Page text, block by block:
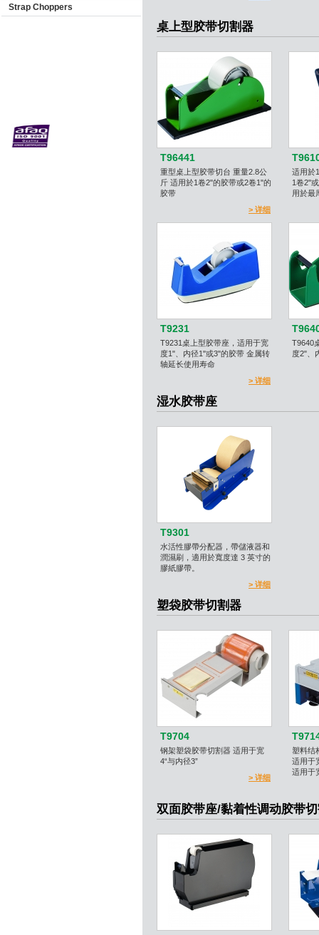
Strap Choppers
桌上型胶带切割器
T96441
重型桌上型胶带切台 重量2.8公
斤 适用於1卷2"的胶带或2卷1"的
胶带
> 详细
适用於
1卷2"
用於最
T9231
T9231桌上型胶带座，适用于宽
度1"、内径1"或3"的胶带 金属转
轴延长使用寿命
> 详细
T9640
度2"、
湿水胶带座
T9301
水活性膠帶分配器，帶儲液器和
潤濕刷，適用於寬度達 3 英寸的
膠紙膠帶。
> 详细
塑袋胶带切割器
T9704
钢架塑袋胶带切割器 适用于宽
4“与内径3”
> 详细
塑料结
适用于
适用于
双面胶带座/黏着性调动胶带